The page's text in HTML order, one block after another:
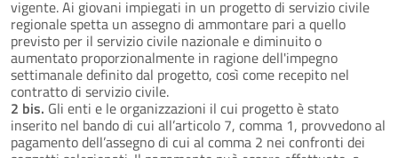
vigente. Ai giovani impiegati in un progetto di servizio civile
regionale spetta un assegno di ammontare pari a quello
previsto per il servizio civile nazionale e diminuito o
aumentato proporzionalmente in ragione dell'impegno
settimanale definito dal progetto, così come recepito nel
contratto di servizio civile.
2 bis. Gli enti e le organizzazioni il cui progetto è stato
inserito nel bando di cui all’articolo 7, comma 1, provvedono al
pagamento dell’assegno di cui al comma 2 nei confronti dei